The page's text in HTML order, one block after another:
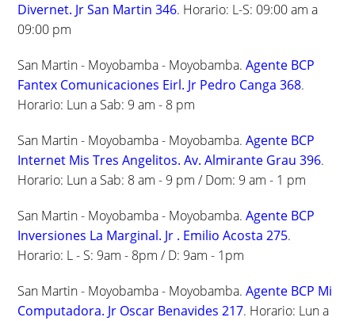
Divernet. Jr San Martin 346. Horario: L-S: 09:00 am a
09:00 pm
San Martin - Moyobamba - Moyobamba.Agente BCP
Fantex Comunicaciones Eirl. Jr Pedro Canga 368.
Horario: Lun a Sab: 9 am - 8 pm
San Martin - Moyobamba - Moyobamba.Agente BCP
Internet Mis Tres Angelitos. Av. Almirante Grau 396.
Horario: Lun a Sab: 8 am - 9 pm / Dom: 9 am - 1 pm
San Martin - Moyobamba - Moyobamba.Agente BCP
Inversiones La Marginal. Jr . Emilio Acosta 275.
Horario: L - S: 9am - 8pm / D: 9am - 1pm
San Martin - Moyobamba - Moyobamba.Agente BCP Mi
Computadora. Jr Oscar Benavides 217. Horario: Lun a